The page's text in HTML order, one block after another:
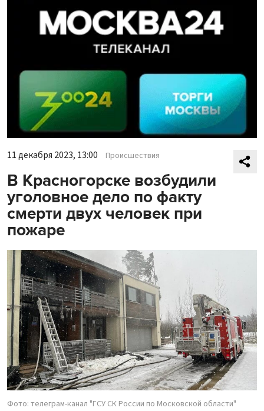
11 декабря 2023, 13:00 Происшествия
В Красногорске возбудили
уголовное дело по факту
смерти двух человек при
пожаре
Фото: телеграм-канал "ГСУ СК России по Московской области"